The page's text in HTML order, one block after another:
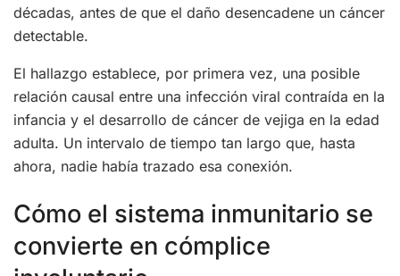
décadas, antes de que el daño desencadene un cáncer
detectable.
El hallazgo establece, por primera vez, una posible
relación causal entre una infección viral contraída en la
infancia y el desarrollo de cáncer de vejiga en la edad
adulta. Un intervalo de tiempo tan largo que, hasta
ahora, nadie había trazado esa conexión.
Cómo el sistema inmunitario se
convierte en cómplice